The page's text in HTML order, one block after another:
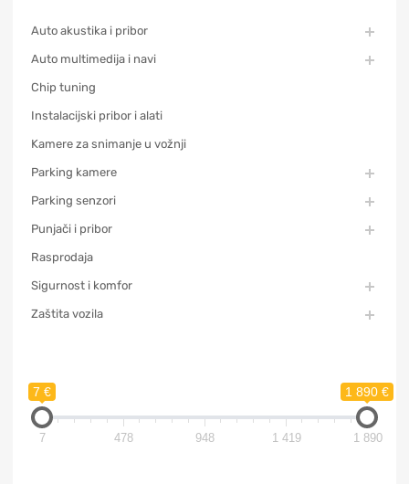
Auto akustika i pribor
Auto multimedija i navi
Chip tuning
Instalacijski pribor i alati
Kamere za snimanje u vožnji
Parking kamere
Parking senzori
Punjači i pribor
Rasprodaja
Sigurnost i komfor
Zaštita vozila
7 € 1 890 €
7 478 948 1 419 1 890